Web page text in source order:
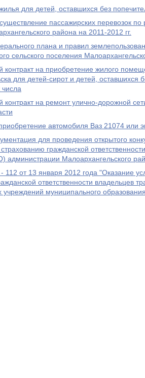
для детей, оставшихся без
пассажирских перевозок
района на 2011-2012 гг.
плана и правил
сельского поселения
контракт на приобретение жилого
для детей-сирот и детей, оставшихся
числа
контракт на ремонт улично-дорожной
автомобиля Ваз 21074 или
для проведения открытого
гражданской
администрации Малоархангельского
от 13 января 2012 года "Оказание
ответственности владельцев
муниципального